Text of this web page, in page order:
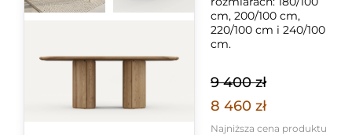
cm, 200/100 cm,
220/100 cm i 240/100
cm.
9 400 zł
8 460 zł
Najniższa cena produktu